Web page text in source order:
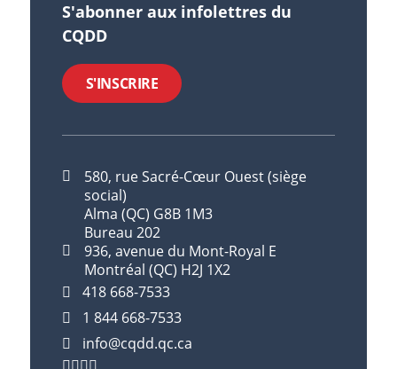
S'abonner aux infolettres du
CQDD
S'INSCRIRE
580, rue Sacré-Cœur Ouest (siège
social)
Alma (QC) G8B 1M3
Bureau 202
936, avenue du Mont-Royal E
Montréal (QC) H2J 1X2
418 668-7533
1 844 668-7533
info@cqdd.qc.ca